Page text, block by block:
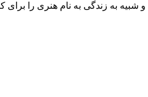
به زندگی به نام هنری را